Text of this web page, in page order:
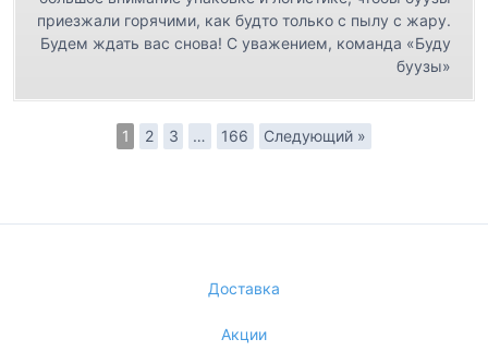
приезжали горячими, как будто только с пылу с жару.
Будем ждать вас снова! С уважением, команда «Буду
буузы»
1 2 3 … 166 Следующий »
Доставка
Акции